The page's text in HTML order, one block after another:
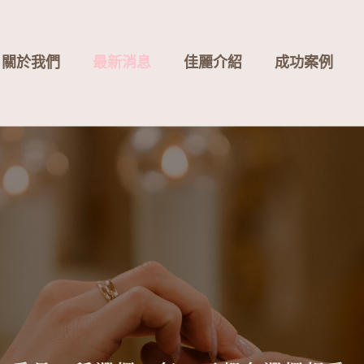
關於我們 最新消息 佳麗介紹 成功案例